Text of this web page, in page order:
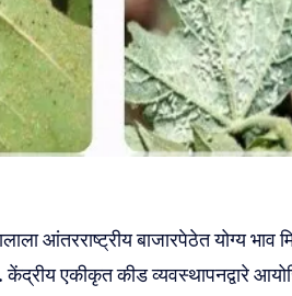
आंतरराष्ट्रीय बाजारपेठेत योग्य भाव
एकीकृत कीड व्यवस्थापनद्वारे